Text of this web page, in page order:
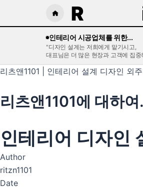
리츠앤1101 | 인테리어 설계 디자인 외
홈
로
이
동
R
인테리어 시공업체를 위한...
"디자인 설계는 저희에게 맡기시고,
대표님은 더 많은 현장과 고객에 집중
리츠앤1101에 대하여.
인테리어 디자인
Author
ritzn1101
Date